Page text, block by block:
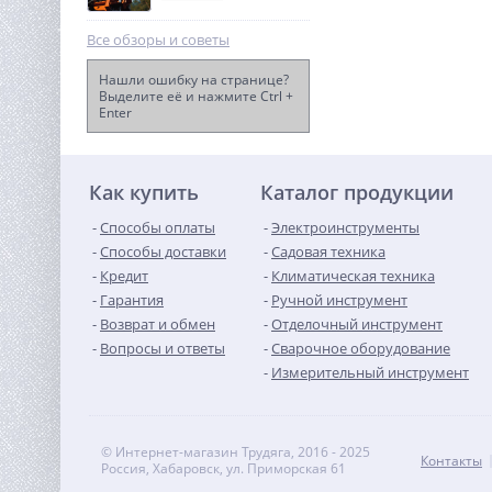
ударная акк. Greenworks
(3704107CUC)
Все обзоры и советы
Нашли ошибку на странице?
Выделите её и нажмите Ctrl +
Enter
Как купить
Способы оплаты
Способы доставки
Кредит
Гарантия
Возврат и обмен
Вопросы и ответы
Каталог продукции
Электроинструменты
Садовая техника
Климатическая техника
Ручной инструмент
Отделочный инструмент
Сварочное оборудование
Измерительный инструмент
© Интернет-магазин Трудяга, 2016 - 2025
Россия, Хабаровск, ул. Приморская 61
Контакты